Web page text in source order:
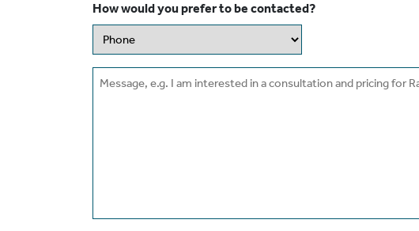
How would you prefer to be contacted?
Message